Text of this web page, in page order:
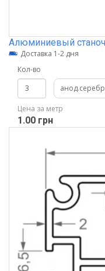
Алюминиевый
Доставка 1-2 дня
Кол-во
Цена за метр
1.00 грн